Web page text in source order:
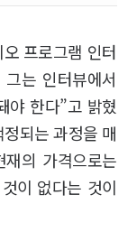
프로그램 인터
는 인터뷰에서
야 한다”고 밝혔
되는 과정을 매
의 가격으로는
이 없다는 것이